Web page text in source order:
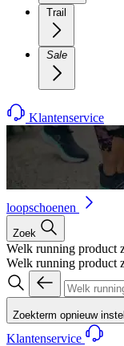
Trail
Sale
Klantenservice
loopschoenen
Zoek
Welk running product
Welk running product
Zoekterm opnieuw
Klantenservice